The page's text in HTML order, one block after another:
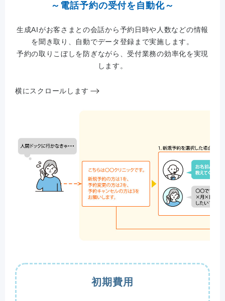
～電話予約の受付を自動化～
生成AIがお客さまとの会話から予約日時や人数などの情報
を聞き取り、自動でデータ登録まで実施します。
予約の取りこぼしを防ぎながら、受付業務の効率化を実現
します。
横にスクロールします
初期費用